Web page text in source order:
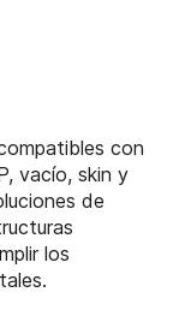
con
vacío, skin y
de
los